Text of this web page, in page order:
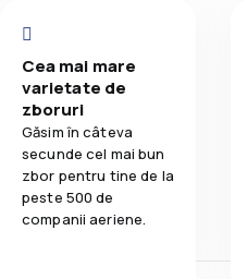
Cea mai mare
varietate de
zboruri
Găsim în câteva
secunde cel mai bun
zbor pentru tine de la
peste 500 de
companii aeriene.